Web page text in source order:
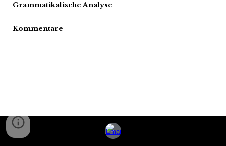
Grammatikalische Analyse
Kommentare